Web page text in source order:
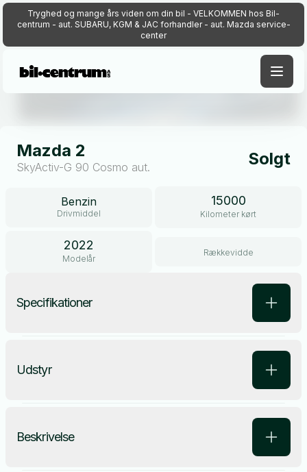
Tryghed og mange års viden om din bil - VELKOMMEN hos Bil-
centrum - aut. SUBARU, KGM & JAC forhandler - aut. Mazda service-
center
Åben galleri
Mazda 2
SkyActiv-G 90 Cosmo aut. Solgt
Benzin
Drivmiddel
15000
Kilometer kørt
2022
Modelår
Rækkevidde
Specifikationer
Udstyr
Beskrivelse